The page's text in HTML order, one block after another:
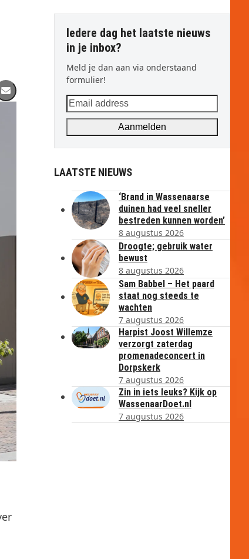
Iedere dag het laatste nieuws
in je inbox?
Meld je dan aan via onderstaand
formulier!
Email
address
Aanmelden
LAATSTE NIEUWS
‘Brand in Wassenaarse
duinen had veel sneller
bestreden kunnen worden’
8 augustus 2026
Droogte; gebruik water
bewust
8 augustus 2026
Sam Babbel – Het paard
staat nog steeds te
wachten
7 augustus 2026
Harpist Joost Willemze
verzorgt zaterdag
promenadeconcert in
Dorpskerk
7 augustus 2026
Zin in iets leuks? Kijk op
WassenaarDoet.nl
7 augustus 2026